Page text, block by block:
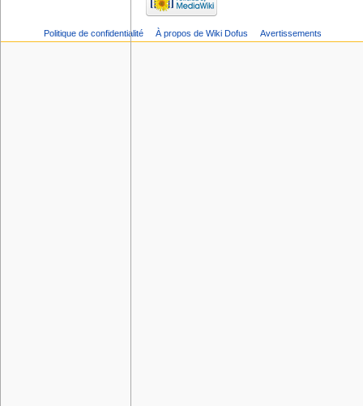
Politique de confidentialité À propos de Wiki Dofus Avertissements